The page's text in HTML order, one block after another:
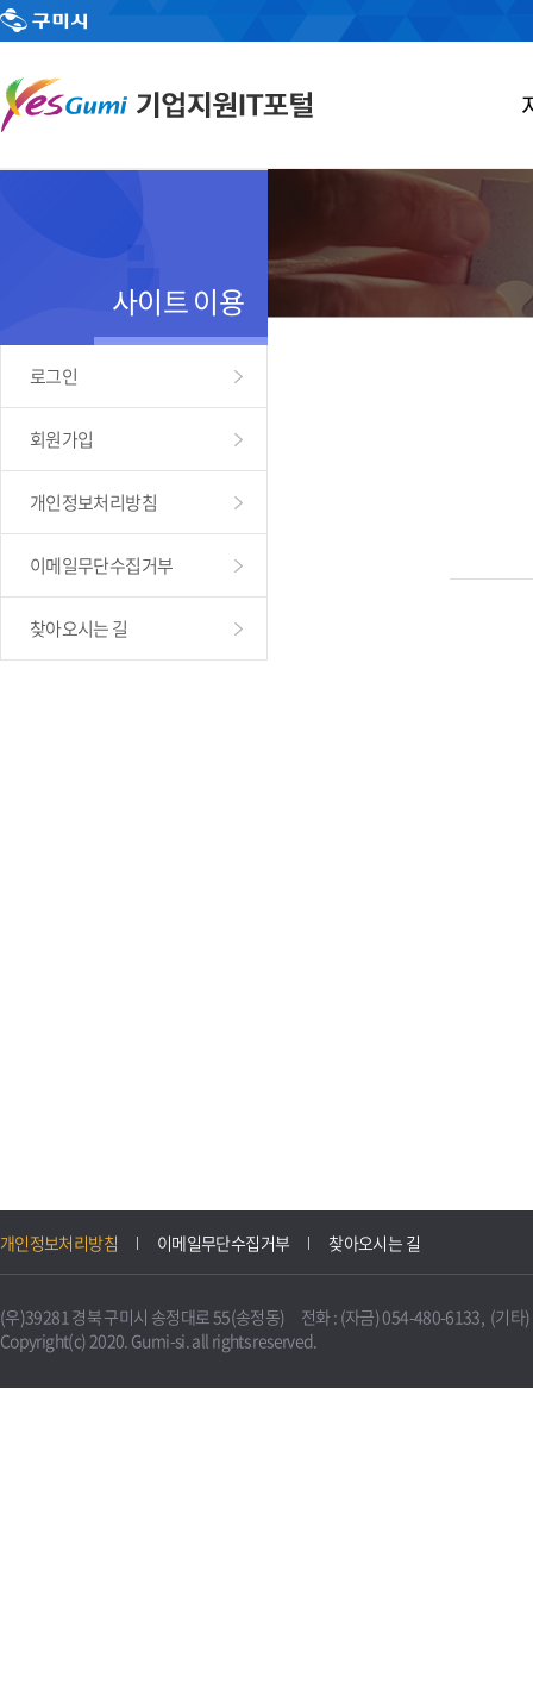
사이트 이용
로그인
회원가입
개인정보처리방침
이메일무단수집거부
찾아오시는 길
개인정보처리방침 이메일무단수집거부 찾아오시는 길
(우)39281 경북 구미시 송정대로 55(송정동) 전화 : (자금) 054-480-6133, (기타
Copyright(c) 2020. Gumi-si. all rights reserved.